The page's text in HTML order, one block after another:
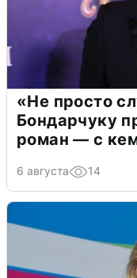
«Не просто
Бондарчуку
роман — с
6 августа 14